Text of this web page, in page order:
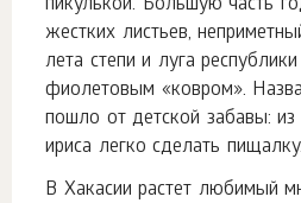
пикулькой. Большую часть
жестких листьев,
лета степи и луга
фиолетовым «ковром».
пошло от детской забавы:
ириса легко сделать пищалку.
В Хакасии растет любимый